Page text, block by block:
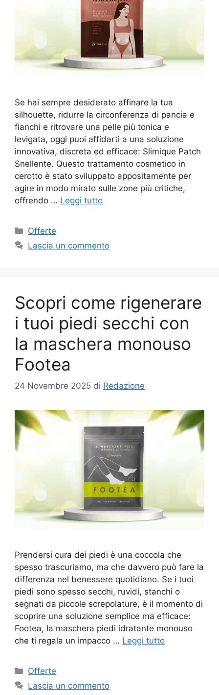
Se hai sempre desiderato affinare la tua
silhouette, ridurre la circonferenza di pancia e
fianchi e ritrovare una pelle più tonica e
levigata, oggi puoi affidarti a una soluzione
innovativa, discreta ed efficace: Slimique Patch
Snellente. Questo trattamento cosmetico in
cerotto è stato sviluppato appositamente per
agire in modo mirato sulle zone più critiche,
offrendo … Leggi tutto
Categorie
Offerte
Lascia un commento
Scopri come rigenerare
i tuoi piedi secchi con
la maschera monouso
Footea
24 Novembre 2025 di Redazione
Prendersi cura dei piedi è una coccola che
spesso trascuriamo, ma che davvero può fare la
differenza nel benessere quotidiano. Se i tuoi
piedi sono spesso secchi, ruvidi, stanchi o
segnati da piccole screpolature, è il momento di
scoprire una soluzione semplice ma efficace:
Footea, la maschera piedi idratante monouso
che ti regala un impacco … Leggi tutto
Categorie
Offerte
Lascia un commento